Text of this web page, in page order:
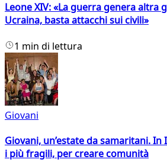
Leone XIV: «La guerra genera altra
Ucraina, basta attacchi sui civili»
1 min di lettura
Giovani
Giovani, un’estate da samaritani.
i più fragili, per creare comunità